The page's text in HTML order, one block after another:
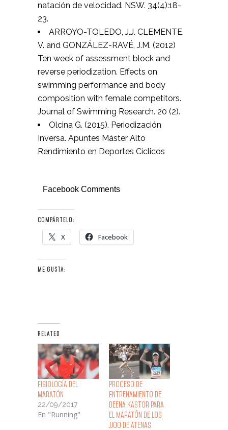
natación de velocidad. NSW. 34(4):18-
23.
ARROYO-TOLEDO, J.J. CLEMENTE,
V. and GONZÁLEZ-RAVÉ, J.M. (2012)
Ten week of assessment block and
reverse periodization. Effects on
swimming performance and body
composition with female competitors.
Journal of Swimming Research. 20 (2).
Olcina G. (2015). Periodización
Inversa. Apuntes Máster Alto
Rendimiento en Deportes Cíclicos
Facebook Comments
COMPÁRTELO:
X Facebook
ME GUSTA:
RELATED
Fisiología del
Maratón
22/09/2017
En "Running"
Proceso de
Entrenamiento de
Deena Kastor para
el Maratón de los
JJOO de Atenas